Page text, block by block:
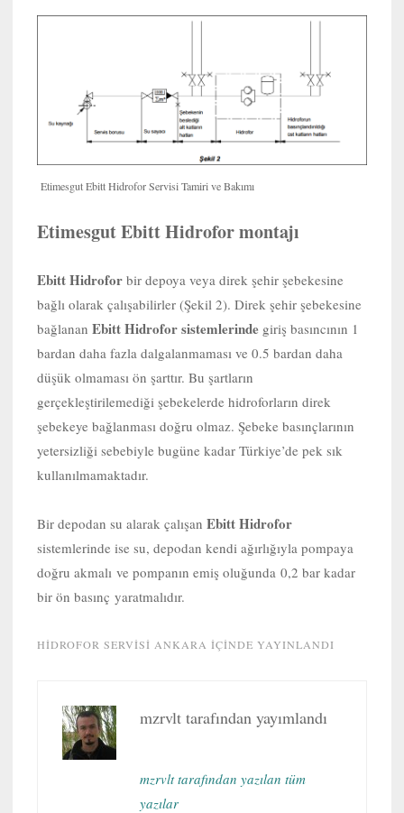
Etimesgut Ebitt Hidrofor Servisi Tamiri ve Bakımı
Etimesgut Ebitt Hidrofor montajı
Ebitt Hidrofor bir depoya veya direk şehir şebekesine
bağlı olarak çalışabilirler (Şekil 2). Direk şehir şebekesine
bağlanan Ebitt Hidrofor sistemlerinde giriş basıncının 1
bardan daha fazla dalgalanmaması ve 0.5 bardan daha
düşük olmaması ön şarttır. Bu şartların
gerçekleştirilemediği şebekelerde hidroforların direk
şebekeye bağlanması doğru olmaz. Şebeke basınçlarının
yetersizliği sebebiyle bugüne kadar Türkiye’de pek sık
kullanılmamaktadır.
Bir depodan su alarak çalışan Ebitt Hidrofor
sistemlerinde ise su, depodan kendi ağırlığıyla pompaya
doğru akmalı ve pompanın emiş oluğunda 0,2 bar kadar
bir ön basınç yaratmalıdır.
HIDROFOR SERVISI ANKARA IÇINDE YAYINLANDI
mzrvlt tarafından yayımlandı
mzrvlt tarafından yazılan tüm
yazılar